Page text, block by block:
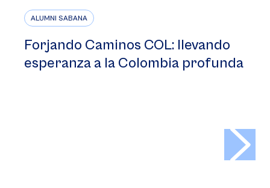
ALUMNI SABANA
Forjando Caminos COL: llevando
esperanza a la Colombia profunda